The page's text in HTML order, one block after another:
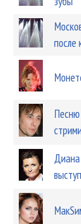
после
Песню
Диана